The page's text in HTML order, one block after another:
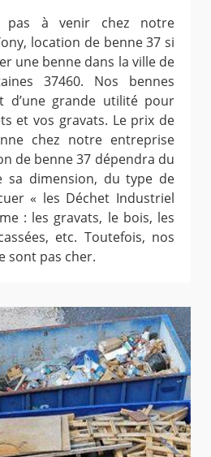
pas à venir chez notre
location de benne 37 si
une benne dans la ville de
37460. Nos bennes
d’une grande utilité pour
et vos gravats. Le prix de
chez notre entreprise
de benne 37 dépendra du
sa dimension, du type de
« les Déchet Industriel
: les gravats, le bois, les
etc. Toutefois, nos
sont pas cher.